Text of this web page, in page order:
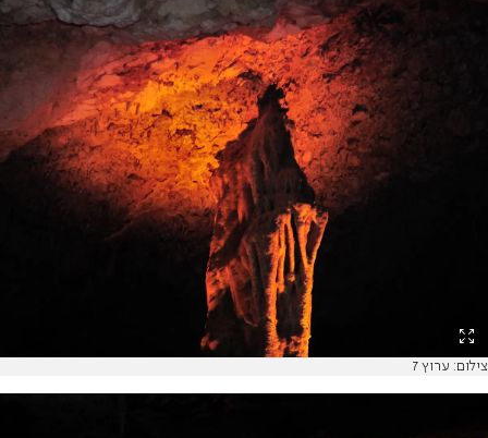
צילום: ערוץ 7